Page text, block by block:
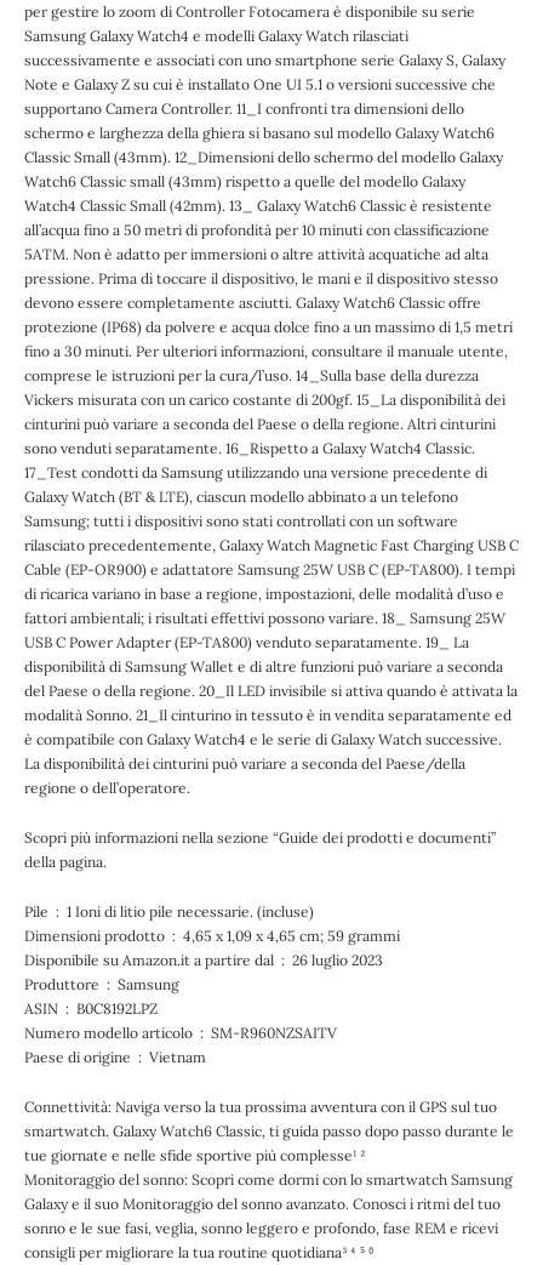
per gestire lo zoom di Controller Fotocamera è disponibile su serie
Samsung Galaxy Watch4 e modelli Galaxy Watch rilasciati
successivamente e associati con uno smartphone serie Galaxy S, Galaxy
Note e Galaxy Z su cui è installato One UI 5.1 o versioni successive che
supportano Camera Controller. 11_I confronti tra dimensioni dello
schermo e larghezza della ghiera si basano sul modello Galaxy Watch6
Classic Small (43mm). 12_Dimensioni dello schermo del modello Galaxy
Watch6 Classic small (43mm) rispetto a quelle del modello Galaxy
Watch4 Classic Small (42mm). 13_ Galaxy Watch6 Classic è resistente
all’acqua fino a 50 metri di profondità per 10 minuti con classificazione
5ATM. Non è adatto per immersioni o altre attività acquatiche ad alta
pressione. Prima di toccare il dispositivo, le mani e il dispositivo stesso
devono essere completamente asciutti. Galaxy Watch6 Classic offre
protezione (IP68) da polvere e acqua dolce fino a un massimo di 1,5 metri
fino a 30 minuti. Per ulteriori informazioni, consultare il manuale utente,
comprese le istruzioni per la cura/l’uso. 14_Sulla base della durezza
Vickers misurata con un carico costante di 200gf. 15_La disponibilità dei
cinturini può variare a seconda del Paese o della regione. Altri cinturini
sono venduti separatamente. 16_Rispetto a Galaxy Watch4 Classic.
17_Test condotti da Samsung utilizzando una versione precedente di
Galaxy Watch (BT & LTE), ciascun modello abbinato a un telefono
Samsung; tutti i dispositivi sono stati controllati con un software
rilasciato precedentemente, Galaxy Watch Magnetic Fast Charging USB C
Cable (EP-OR900) e adattatore Samsung 25W USB C (EP-TA800). I tempi
di ricarica variano in base a regione, impostazioni, delle modalità d’uso e
fattori ambientali; i risultati effettivi possono variare. 18_ Samsung 25W
USB C Power Adapter (EP-TA800) venduto separatamente. 19_ La
disponibilità di Samsung Wallet e di altre funzioni può variare a seconda
del Paese o della regione. 20_Il LED invisibile si attiva quando è attivata la
modalità Sonno. 21_Il cinturino in tessuto è in vendita separatamente ed
è compatibile con Galaxy Watch4 e le serie di Galaxy Watch successive.
La disponibilità dei cinturini può variare a seconda del Paese/della
regione o dell’operatore.
Scopri più informazioni nella sezione “Guide dei prodotti e documenti”
della pagina.
Pile ‏ : ‎ 1 Ioni di litio pile necessarie. (incluse)
Dimensioni prodotto ‏ : ‎ 4,65 x 1,09 x 4,65 cm; 59 grammi
Disponibile su Amazon.it a partire dal ‏ : ‎ 26 luglio 2023
Produttore ‏ : ‎ Samsung
ASIN ‏ : ‎ B0C8192LPZ
Numero modello articolo ‏ : ‎ SM-R960NZSAITV
Paese di origine ‏ : ‎ Vietnam
Connettività: Naviga verso la tua prossima avventura con il GPS sul tuo
smartwatch. Galaxy Watch6 Classic, ti guida passo dopo passo durante le
tue giornate e nelle sfide sportive più complesse¹ ²
Monitoraggio del sonno: Scopri come dormi con lo smartwatch Samsung
Galaxy e il suo Monitoraggio del sonno avanzato. Conosci i ritmi del tuo
sonno e le sue fasi, veglia, sonno leggero e profondo, fase REM e ricevi
consigli per migliorare la tua routine quotidiana³ ⁴ ⁵ ⁶